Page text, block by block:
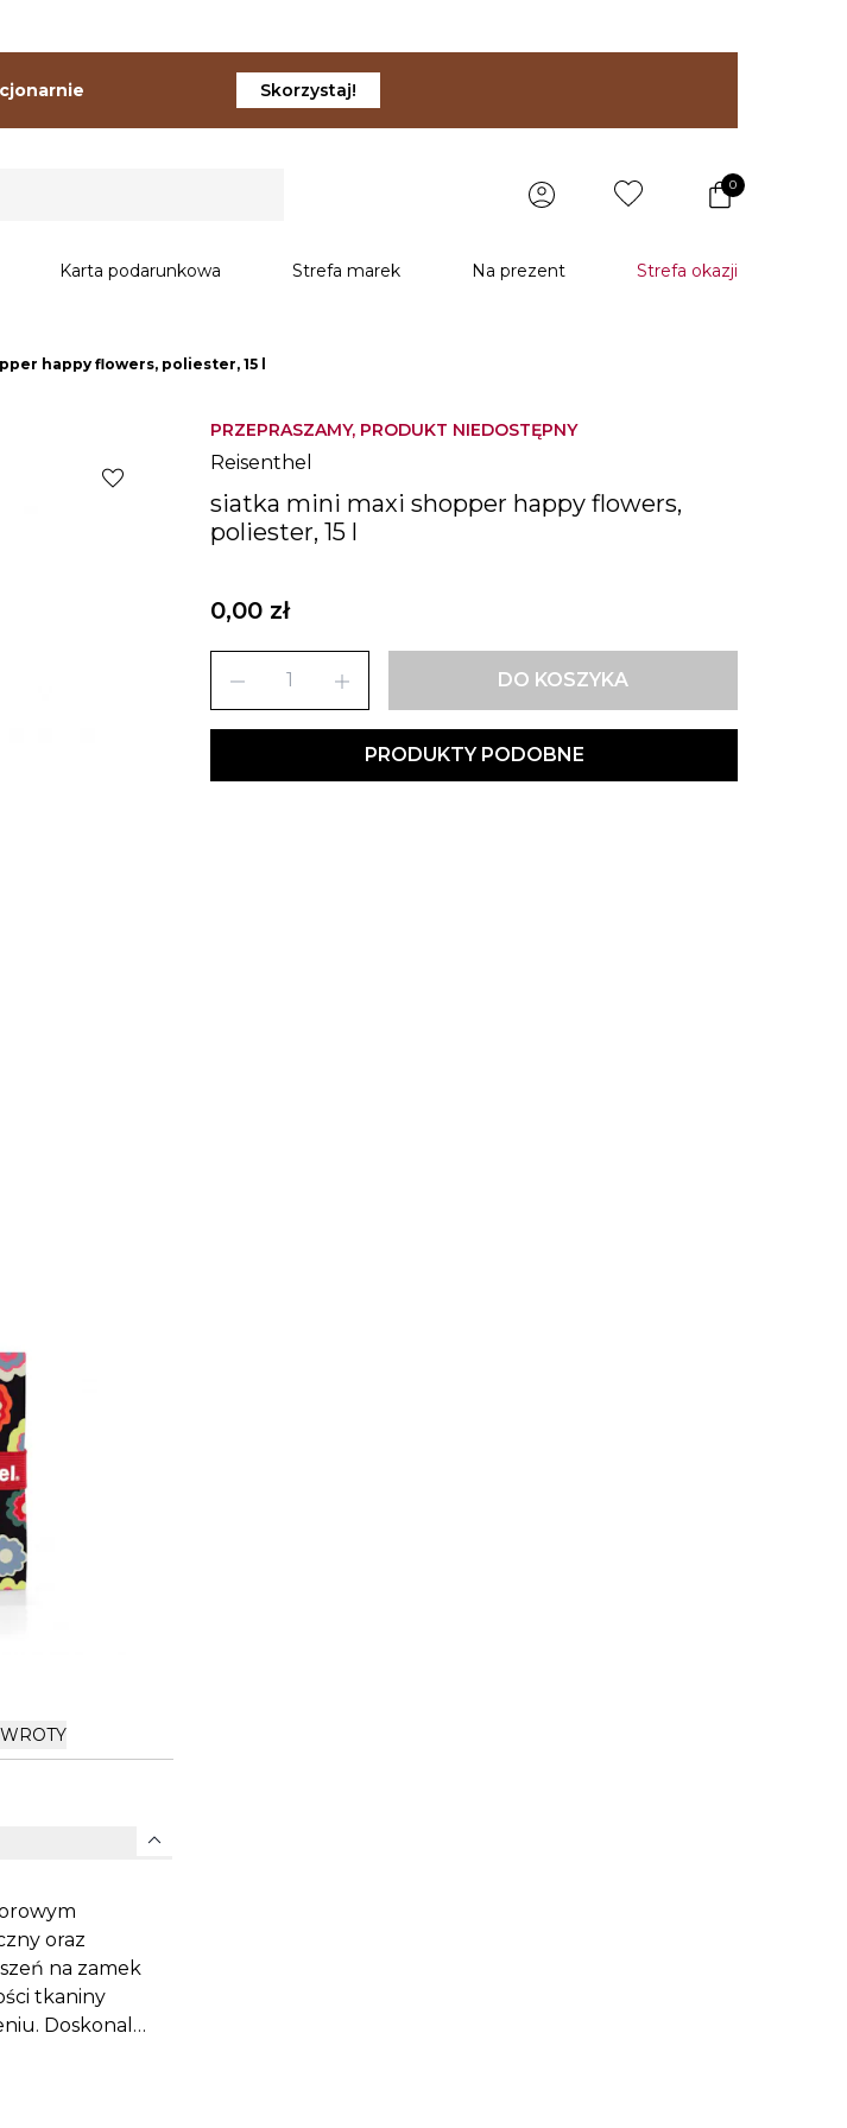
Skorzystaj!
0
Karta podarunkowa Strefa marek Na prezent Strefa okazji
happy flowers, poliester, 15 l
PRZEPRASZAMY, PRODUKT NIEDOSTĘPNY
Reisenthel
siatka mini maxi shopper happy flowers,
poliester, 15 l
0,00 zł
remove add DO KOSZYKA
PRODUKTY PODOBNE
favorite
expand_more
oraz
na zamek
tkaniny
Doskonale